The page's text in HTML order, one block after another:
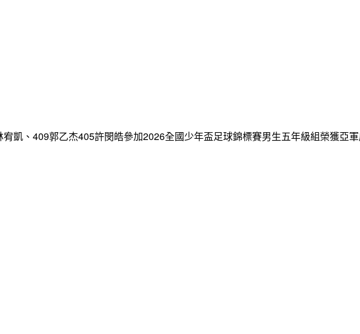
凱、409郭乙杰405許閔皓參加2026全國少年盃足球錦標賽男生五年級組榮獲亞